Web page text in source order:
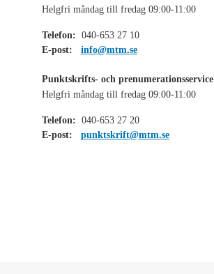
Helgfri måndag till fredag 09:00-11:00
Telefon: 040-653 27 10
E-post:
info@mtm.se
Punktskrifts- och prenumerationsservice
Helgfri måndag till fredag 09:00-11:00
Telefon: 040-653 27 20
E-post:
punktskrift@mtm.se